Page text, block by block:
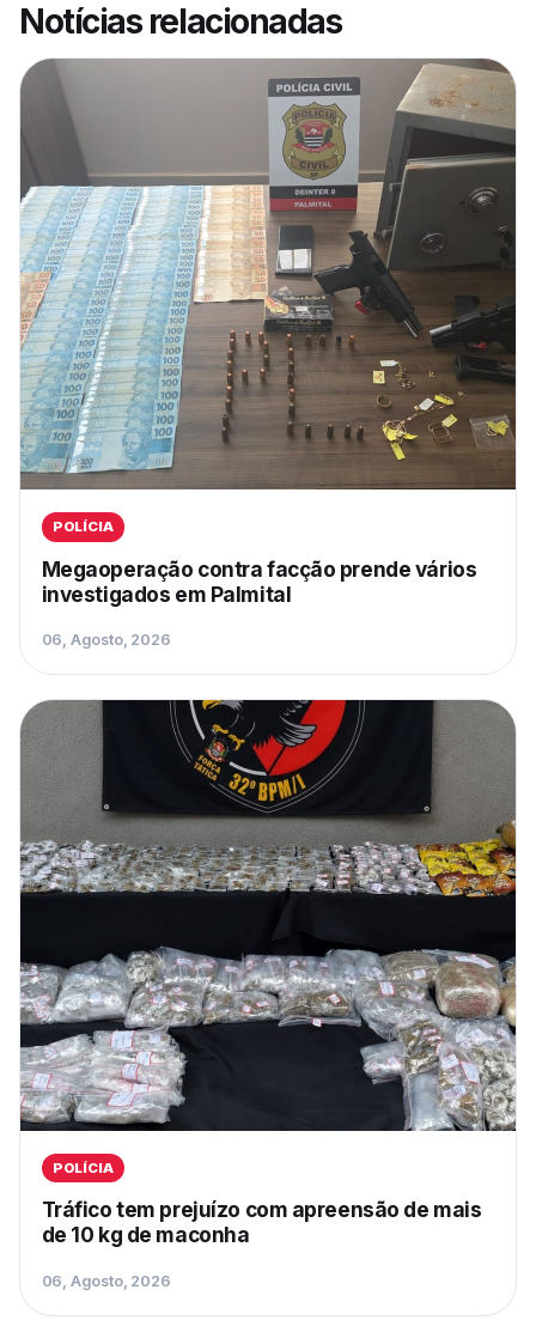
Notícias relacionadas
POLÍCIA
Megaoperação contra facção prende vários
investigados em Palmital
06, Agosto, 2026
POLÍCIA
Tráfico tem prejuízo com apreensão de mais
de 10 kg de maconha
06, Agosto, 2026